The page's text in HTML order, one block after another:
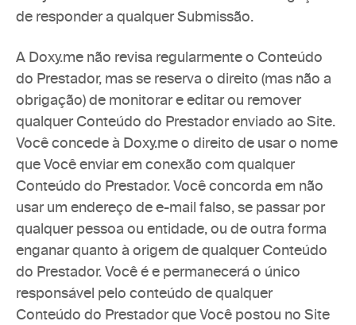
de responder a qualquer Submissão.
A Doxy.me não revisa regularmente o Conteúdo
do Prestador, mas se reserva o direito (mas não a
obrigação) de monitorar e editar ou remover
qualquer Conteúdo do Prestador enviado ao Site.
Você concede à Doxy.me o direito de usar o nome
que Você enviar em conexão com qualquer
Conteúdo do Prestador. Você concorda em não
usar um endereço de e-mail falso, se passar por
qualquer pessoa ou entidade, ou de outra forma
enganar quanto à origem de qualquer Conteúdo
do Prestador. Você é e permanecerá o único
responsável pelo conteúdo de qualquer
Conteúdo do Prestador que Você postou no Site